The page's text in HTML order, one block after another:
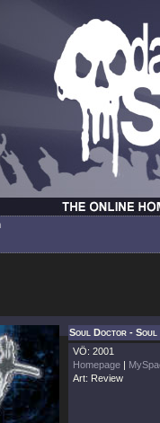
Soul Doctor - Soul
VÖ: 2001
Homepage |
Art: Review